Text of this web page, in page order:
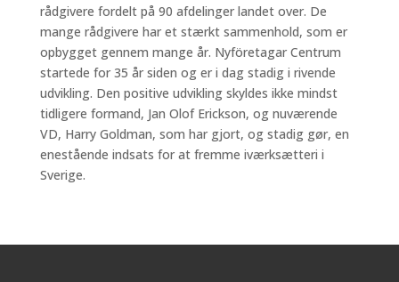
rådgivere fordelt på 90 afdelinger landet over. De
mange rådgivere har et stærkt sammenhold, som er
opbygget gennem mange år. Nyföretagar Centrum
startede for 35 år siden og er i dag stadig i rivende
udvikling. Den positive udvikling skyldes ikke mindst
tidligere formand, Jan Olof Erickson, og nuværende
VD, Harry Goldman, som har gjort, og stadig gør, en
enestående indsats for at fremme iværksætteri i
Sverige.